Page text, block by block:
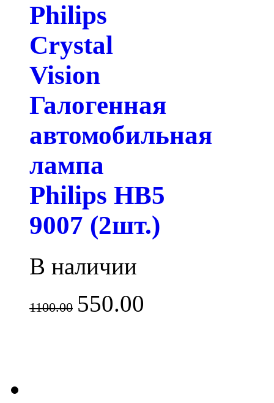
Philips
Crystal
Vision
Галогенная
автомобильная
лампа
Philips HB5
9007 (2шт.)
В наличии
1100.00 550.00